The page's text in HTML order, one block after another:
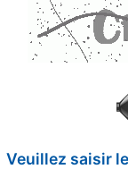
Veuillez saisir